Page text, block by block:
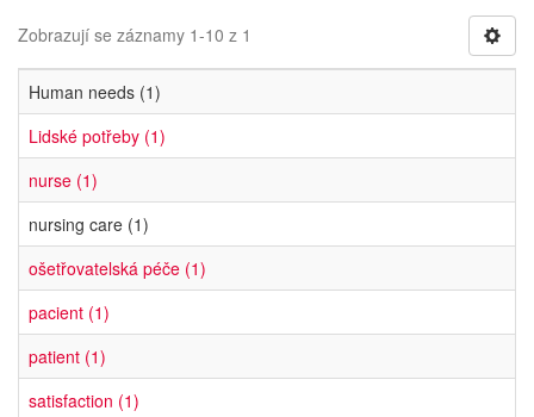
Zobrazují se záznamy 1-10 z 1
Human needs (1)
Lidské potřeby (1)
nurse (1)
nursing care (1)
ošetřovatelská péče (1)
pacient (1)
patient (1)
satisfaction (1)